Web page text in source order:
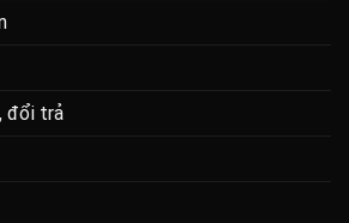
đổi trả